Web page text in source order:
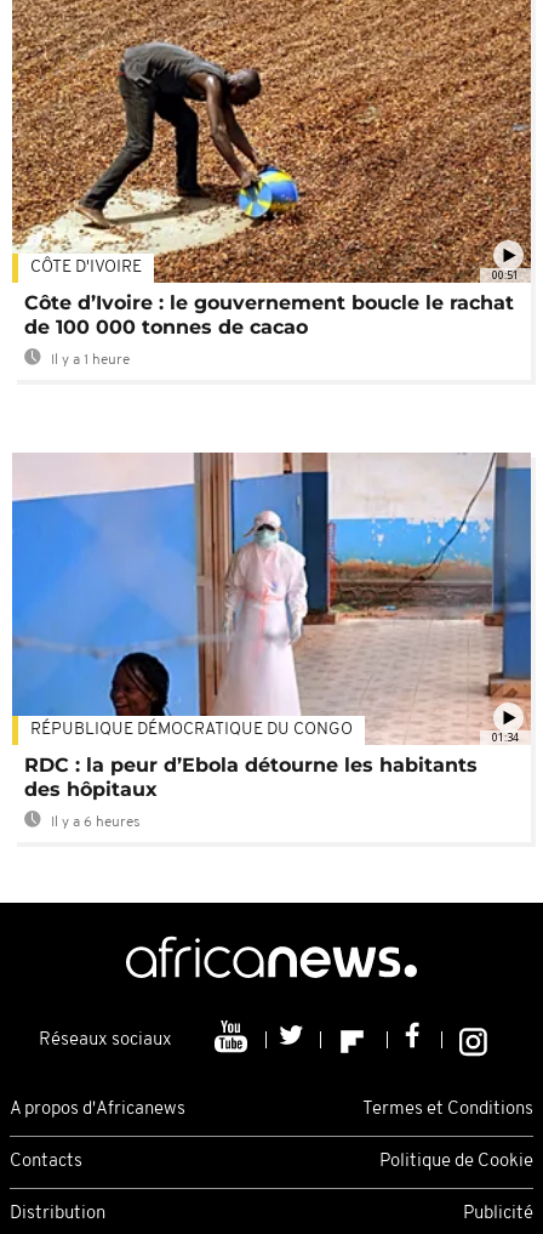
00:51
CÔTE D'IVOIRE
Côte d’Ivoire : le gouvernement boucle le rachat
de 100 000 tonnes de cacao
Il y a 1 heure
01:34
RÉPUBLIQUE DÉMOCRATIQUE DU CONGO
RDC : la peur d’Ebola détourne les habitants
des hôpitaux
Il y a 6 heures
Réseaux sociaux
A propos d'Africanews Termes et Conditions
Contacts Politique de Cookie
Distribution Publicité